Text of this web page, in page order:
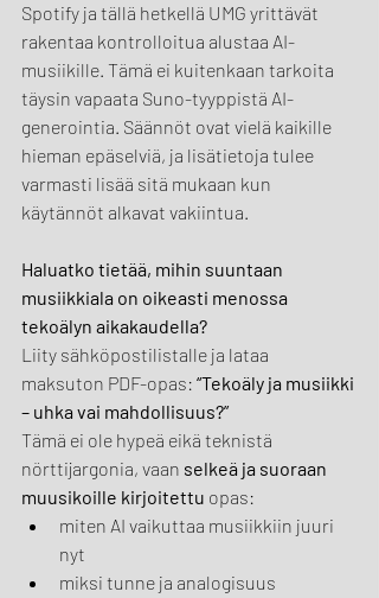
Spotify ja tällä hetkellä UMG yrittävät
rakentaa kontrolloitua alustaa AI-
musiikille. Tämä ei kuitenkaan tarkoita
täysin vapaata Suno-tyyppistä AI-
generointia. Säännöt ovat vielä kaikille
hieman epäselviä, ja lisätietoja tulee
varmasti lisää sitä mukaan kun
käytännöt alkavat vakiintua.
Haluatko tietää, mihin suuntaan
musiikkiala on oikeasti menossa
tekoälyn aikakaudella?
Liity sähköpostilistalle ja lataa
maksuton PDF-opas: “Tekoäly ja musiikki
– uhka vai mahdollisuus?”
Tämä ei ole hypeä eikä teknistä
nörttijargonia, vaan selkeä ja suoraan
muusikoille kirjoitettu opas:
miten AI vaikuttaa musiikkiin juuri
nyt
miksi tunne ja analogisuus